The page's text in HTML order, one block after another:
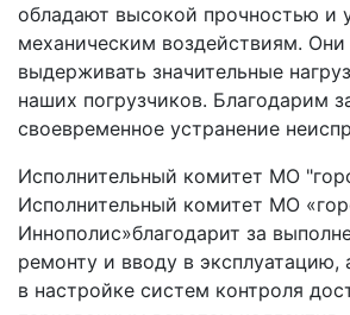
обладают высокой прочностью и
механическим воздействиям.
выдерживать значительные
наших погрузчиков. Благодарим
своевременное устранение
Исполнительный комитет МО
Исполнительный комитет МО
Иннополис»благодарит за
ремонту и вводу в
в настройке систем контроля